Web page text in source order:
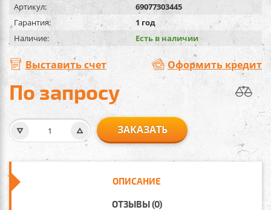
Артикул:
69077303445
Гарантия:
1 год
Наличие:
Есть в наличии
Выставить счет Оформить кредит
По запросу
ЗАКАЗАТЬ
ОПИСАНИЕ
ОТЗЫВЫ (0)